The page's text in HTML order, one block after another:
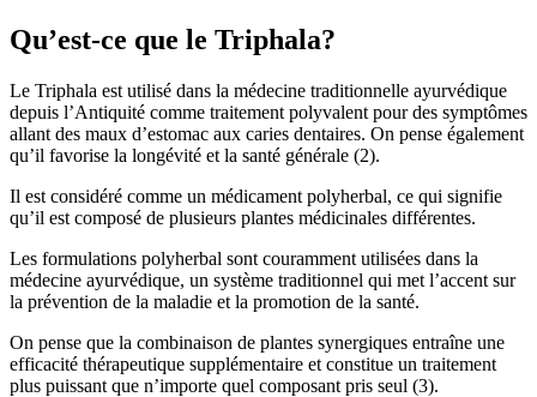
Qu’est-ce que le Triphala?
Le Triphala est utilisé dans la médecine traditionnelle ayurvédique
depuis l’Antiquité comme traitement polyvalent pour des symptômes
allant des maux d’estomac aux caries dentaires. On pense également
qu’il favorise la longévité et la santé générale (2).
Il est considéré comme un médicament polyherbal, ce qui signifie
qu’il est composé de plusieurs plantes médicinales différentes.
Les formulations polyherbal sont couramment utilisées dans la
médecine ayurvédique, un système traditionnel qui met l’accent sur
la prévention de la maladie et la promotion de la santé.
On pense que la combinaison de plantes synergiques entraîne une
efficacité thérapeutique supplémentaire et constitue un traitement
plus puissant que n’importe quel composant pris seul (3).